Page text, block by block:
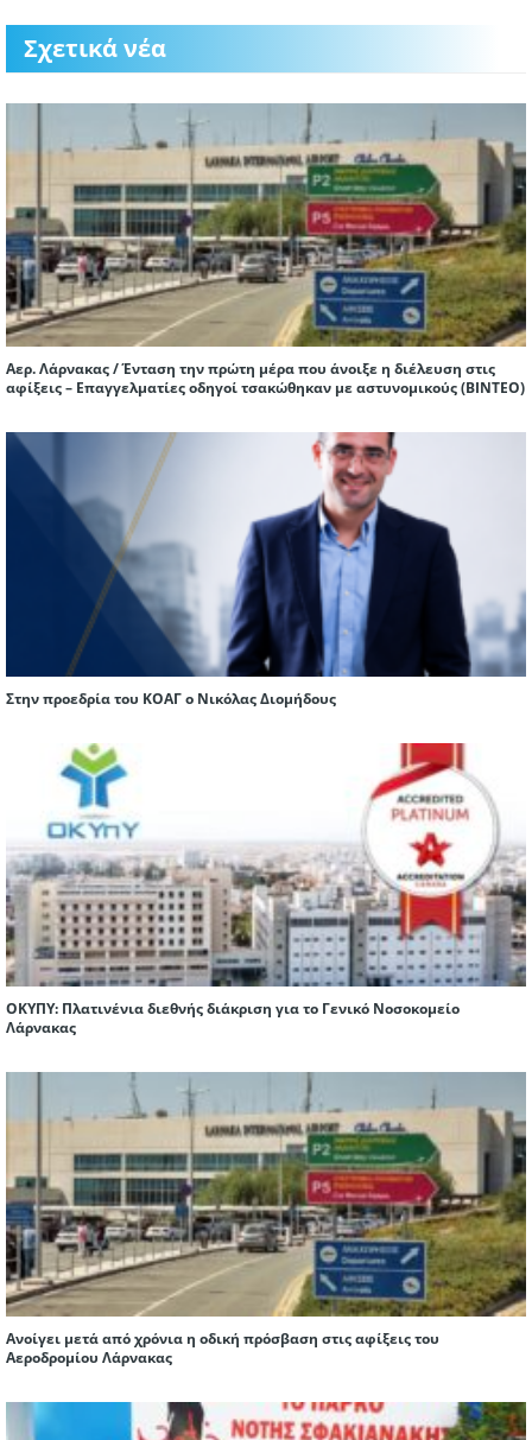
Σχετικά νέα
Αερ. Λάρνακας / Ένταση την πρώτη μέρα που άνοιξε η διέλευση στις
αφίξεις – Επαγγελματίες οδηγοί τσακώθηκαν με αστυνομικούς (ΒΙΝΤΕΟ)
Στην προεδρία του ΚΟΑΓ ο Νικόλας Διομήδους
ΟΚΥΠΥ: Πλατινένια διεθνής διάκριση για το Γενικό Νοσοκομείο
Λάρνακας
Ανοίγει μετά από χρόνια η οδική πρόσβαση στις αφίξεις του
Αεροδρομίου Λάρνακας